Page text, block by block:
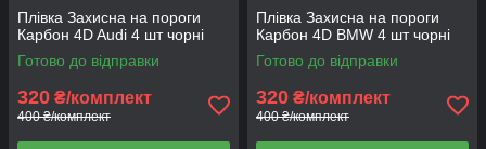
Плівка Захисна на пороги
Карбон 4D Audi 4 шт чорні
Готово до відправки
320 ₴/комплект
400 ₴/комплект
Плівка Захисна на пороги
Карбон 4D BMW 4 шт чорні
Готово до відправки
320 ₴/комплект
400 ₴/комплект